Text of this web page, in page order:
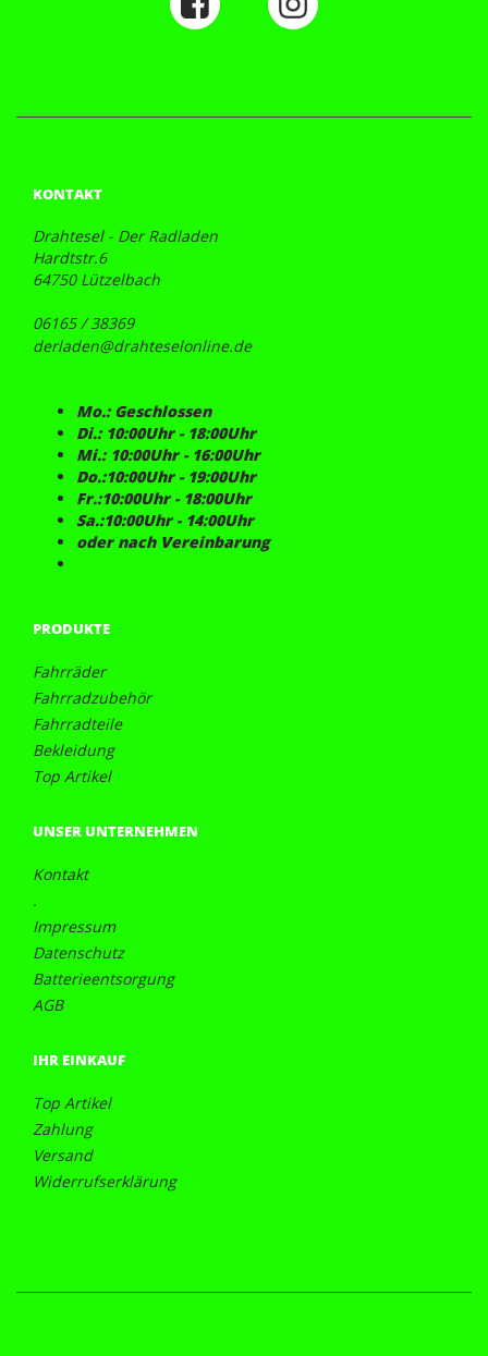
KONTAKT
Drahtesel - Der Radladen
Hardtstr.6
64750 Lützelbach
06165 / 38369
derladen@drahteselonline.de
Mo.: Geschlossen
Di.: 10:00Uhr - 18:00Uhr
Mi.: 10:00Uhr - 16:00Uhr
Do.:10:00Uhr - 19:00Uhr
Fr.:10:00Uhr - 18:00Uhr
Sa.:10:00Uhr - 14:00Uhr
oder nach Vereinbarung
PRODUKTE
Fahrräder
Fahrradzubehör
Fahrradteile
Bekleidung
Top Artikel
UNSER UNTERNEHMEN
Kontakt
.
Impressum
Datenschutz
Batterieentsorgung
AGB
IHR EINKAUF
Top Artikel
Zahlung
Versand
Widerrufserklärung